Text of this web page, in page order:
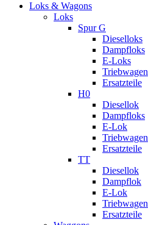
Loks & Wagons
Loks
Spur G
Dieselloks
Dampfloks
E-Loks
Triebwagen
Ersatzteile
H0
Diesellok
Dampfloks
E-Lok
Triebwagen
Ersatzteile
TT
Diesellok
Dampflok
E-Lok
Triebwagen
Ersatzteile